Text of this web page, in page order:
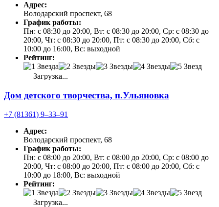
Адрес:
Володарский проспект, 68
График работы:
Пн: с 08:30 до 20:00, Вт: с 08:30 до 20:00, Ср: с 08:30 до
20:00, Чт: с 08:30 до 20:00, Пт: с 08:30 до 20:00, Сб: с
10:00 до 16:00, Вс: выходной
Рейтинг:
Загрузка...
Дом детского творчества, п.Ульяновка
+7 (81361) 9‒33‒91
Адрес:
Володарский проспект, 68
График работы:
Пн: с 08:00 до 20:00, Вт: с 08:00 до 20:00, Ср: с 08:00 до
20:00, Чт: с 08:00 до 20:00, Пт: с 08:00 до 20:00, Сб: с
10:00 до 18:00, Вс: выходной
Рейтинг:
Загрузка...